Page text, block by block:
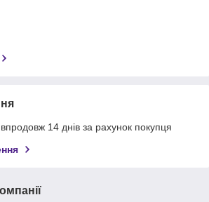
14 днів за рахунок покупця